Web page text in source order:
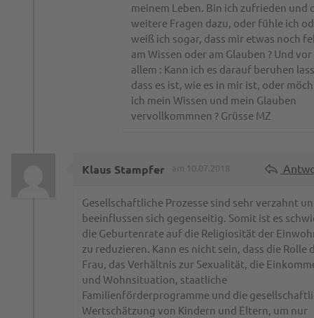
meinem Leben. Bin ich zufrieden und
weitere Fragen dazu, oder fühle ich
weiß ich sogar, dass mir etwas noch
am Wissen oder am Glauben ? Und vor
allem : Kann ich es darauf beruhen
dass es ist, wie es in mir ist, oder
ich mein Wissen und mein Glauben
vervollkommnen ? Grüsse MZ
Klaus Stampfer am 10.07.2018
Gesellschaftliche Prozesse sind sehr verzahnt
beeinflussen sich gegenseitig. Somit ist es
die Geburtenrate auf die Religiosität der
zu reduzieren. Kann es nicht sein, dass die Rolle
Frau, das Verhältnis zur Sexualität, die
und Wohnsituation, staatliche
Familienförderprogramme und die
Wertschätzung von Kindern und Eltern, um nur